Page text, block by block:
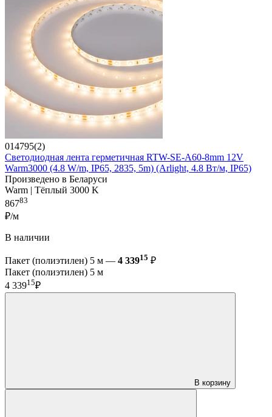
014795(2)
Светодиодная лента герметичная RTW-SE-A60-8mm 12V
Warm3000 (4.8 W/m, IP65, 2835, 5m) (Arlight, 4.8 Вт/м, IP65)
Произведено в Беларуси
Warm | Тёплый 3000 K
86783
₽/м
В наличии
Пакет (полиэтилен) 5 м — 4 33915 ₽
Пакет (полиэтилен) 5 м
4 33915₽
В корзину